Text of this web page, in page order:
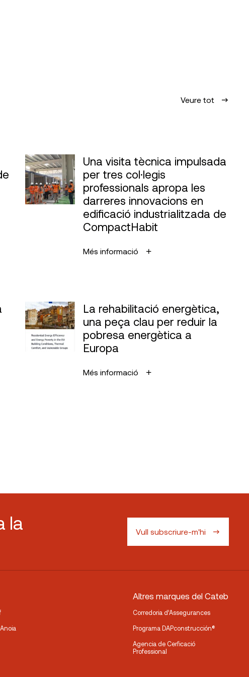
Veure tot
Una visita tècnica impulsada
per tres col·legis
professionals apropa les
darreres innovacions en
edificació industrialitzada de
CompactHabit
Més informació
La rehabilitació energètica,
una peça clau per reduir la
pobresa energètica a
Europa
Més informació
la
Vull subscriure-m'hi
Altres marques del Cateb
Corredoria d’Assegurances
Programa DAPconstrucción®
Agencia de Cerficació
Professional